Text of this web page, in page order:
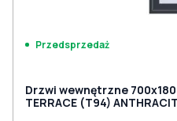
Przedsprzedaż
Drzwi wewnętrzne
TERRACE (Т94)